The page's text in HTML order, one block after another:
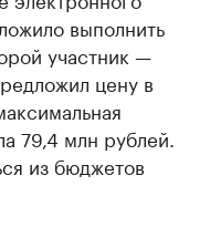
выполнить
участник —
цену в
79,4 млн рублей.
из бюджетов